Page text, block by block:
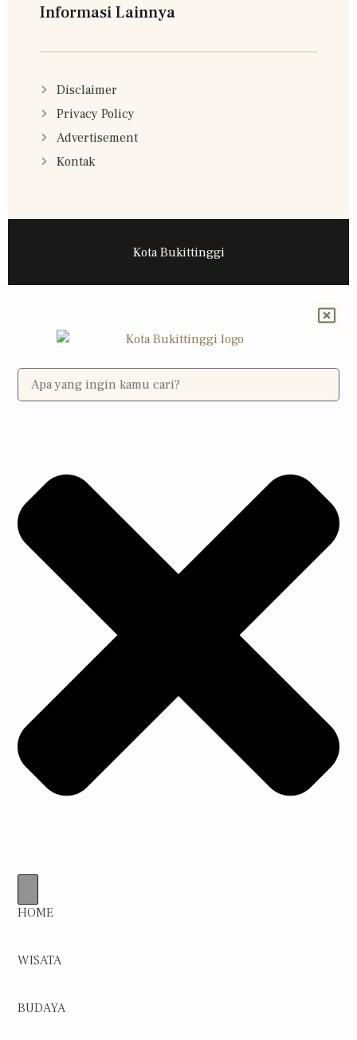
Informasi Lainnya
Disclaimer
Privacy Policy
Advertisement
Kontak
Kota Bukittinggi
HOME
WISATA
BUDAYA